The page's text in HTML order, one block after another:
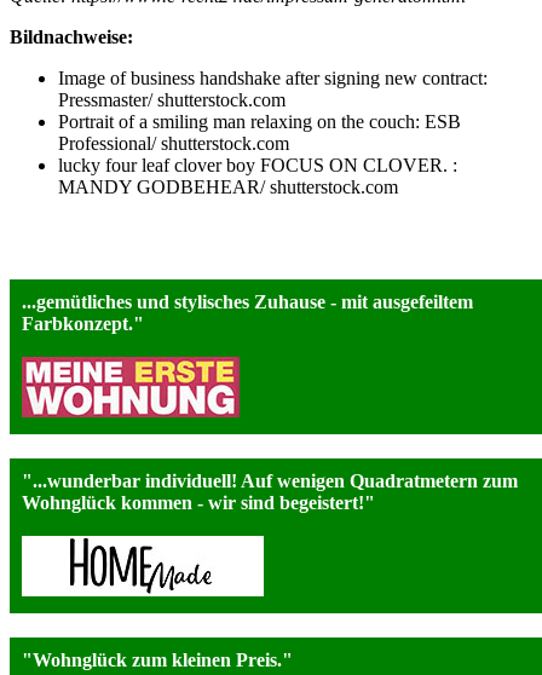
Bildnachweise:
Image of business handshake after signing new contract:
Pressmaster/ shutterstock.com
Portrait of a smiling man relaxing on the couch: ESB
Professional/ shutterstock.com
lucky four leaf clover boy FOCUS ON CLOVER. :
MANDY GODBEHEAR/ shutterstock.com
...gemütliches und stylisches Zuhause - mit ausgefeiltem
Farbkonzept."
"...wunderbar individuell! Auf wenigen Quadratmetern zum
Wohnglück kommen - wir sind begeistert!"
"Wohnglück zum kleinen Preis."